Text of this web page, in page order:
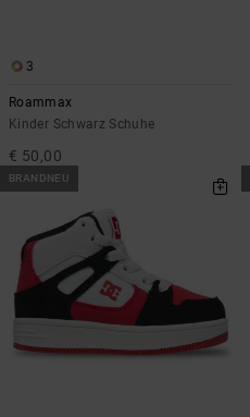
3
Roammax
Kinder Schwarz Schuhe
€ 50,00
BRANDNEU